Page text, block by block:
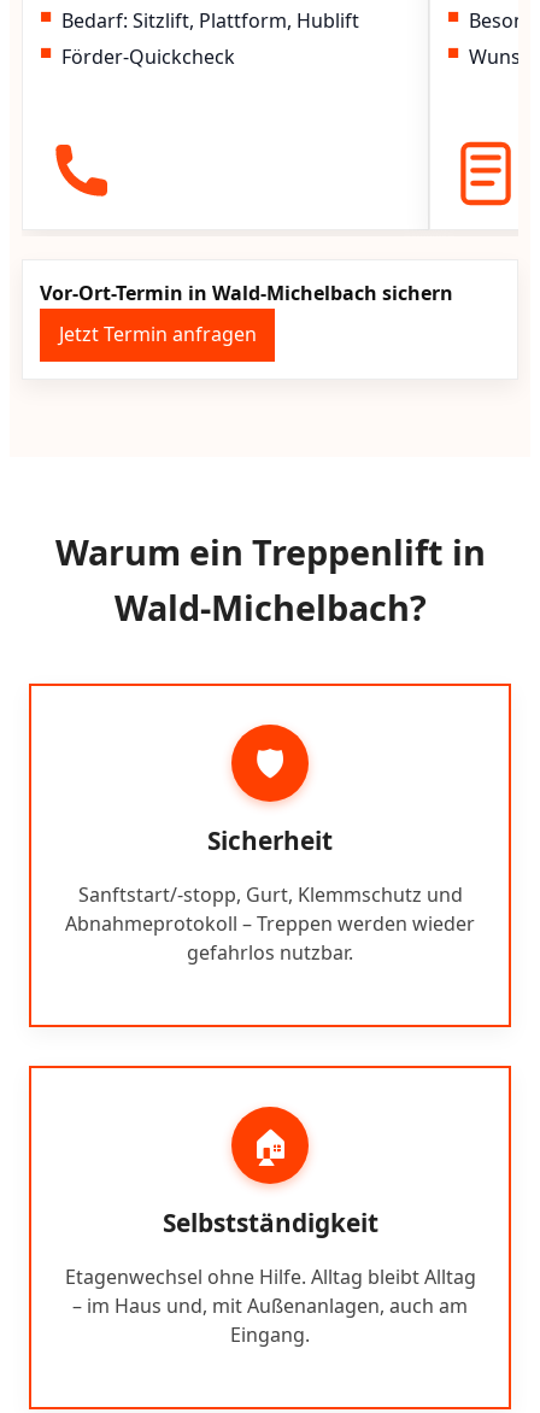
Bedarf: Sitzlift, Plattform, Hublift
Förder-Quickcheck
Vor-Ort-Termin in Wald-Michelbach sichern
Jetzt Termin anfragen
Warum ein Treppenlift in
Wald-Michelbach?
🛡️
Sicherheit
Sanftstart/-stopp, Gurt, Klemmschutz und
Abnahmeprotokoll – Treppen werden wieder
gefahrlos nutzbar.
🏠
Selbstständigkeit
Etagenwechsel ohne Hilfe. Alltag bleibt Alltag
– im Haus und, mit Außenanlagen, auch am
Eingang.